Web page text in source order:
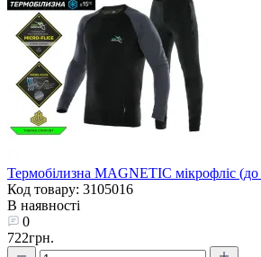
Термобілизна MAGNETIC мікрофліс
Код товару: 3105016
В наявності
0
722грн.